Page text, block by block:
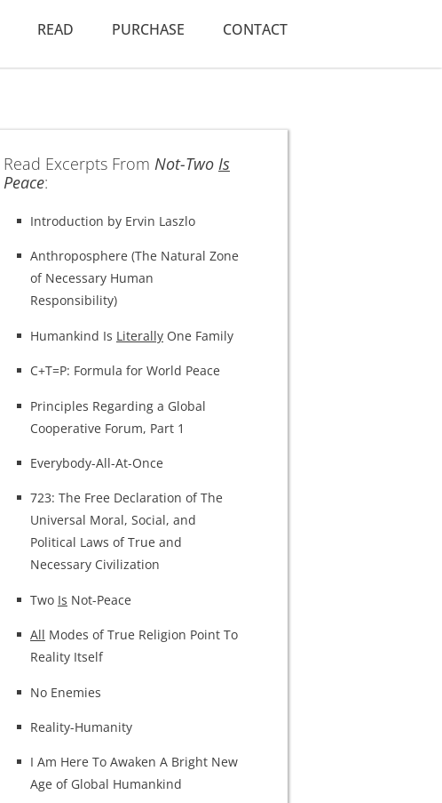
READ PURCHASE CONTACT
Read Excerpts From Not-Two Is
Peace:
Introduction by Ervin Laszlo
Anthroposphere (The Natural Zone
of Necessary Human
Responsibility)
Humankind Is LiterallyOne Family
C+T=P: Formula for World Peace
Principles Regarding a Global
Cooperative Forum, Part 1
Everybody-All-At-Once
723: The Free Declaration of The
Universal Moral, Social, and
Political Laws of True and
Necessary Civilization
Two Is Not-Peace
All Modes of True Religion Point To
Reality Itself
No Enemies
Reality-Humanity
I Am Here To Awaken A Bright New
Age of Global Humankind